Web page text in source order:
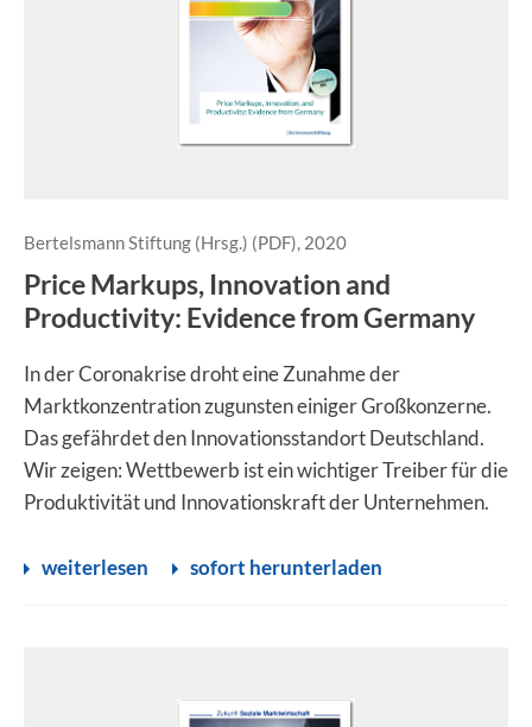
Bertelsmann Stiftung (Hrsg.) (PDF), 2020
Price Markups, Innovation and
Productivity: Evidence from Germany
In der Coronakrise droht eine Zunahme der
Marktkonzentration zugunsten einiger Großkonzerne.
Das gefährdet den Innovationsstandort Deutschland.
Wir zeigen: Wettbewerb ist ein wichtiger Treiber für die
Produktivität und Innovationskraft der Unternehmen.
weiterlesen sofort herunterladen